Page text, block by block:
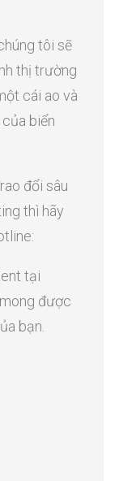
tôi sẽ
thị trường
cái ao và
biển
đổi sâu
thì hãy
tại
được
bạn.